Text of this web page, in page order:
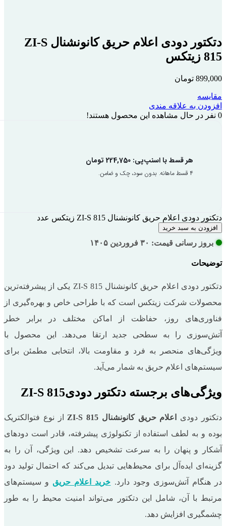
دتکتور دودی اعلام حریق کانونشنال ZI-S
815 زیتکس
899,000 تومان
مقایسه
افزودن به علاقه مندی
0 نفر در حال مشاهده این محصول هستند!
هر قسط با اسنپ‌پی: 224,750 تومان
۴ قسط ماهانه. بدون سود، چک و ضامن.
دتکتور دودی اعلام حریق کانونشنال ZI-S 815 زیتکس عدد
افزودن به سبد خرید
بروز رسانی قیمت: ۳۰ فروردین ۱۴۰۵
توضیحات
دتکتور دودی اعلام حریق کانونشنال ZI-S 815 یکی از پیشرفته‌ترین
محصولات شرکت زیتکس است که با طراحی خاص و بهره‌گیری از
فناوری‌های روز، حفاظت از اماکن مختلف در برابر خطر
آتش‌سوزی را به سطحی جدید ارتقا می‌دهد. این محصول با
ویژگی‌های منحصر به فرد و مقاومت بالا، انتخابی مطمئن برای
سیستم‌های اعلام حریق به شمار می‌آید.
ویژگی‌های برجسته دتکتور دودیZI-S 815
دتکتور دودی اعلام حریق کانونشنال ZI-S 815
از نوع فتوالکتریک
بوده و به لطف استفاده از تکنولوژی پیشرفته، قادر است دودهای
آشکار و پنهان را به سرعت تشخیص دهد. این ویژگی، آن را به
گزینه‌ای ایده‌آل برای محیط‌هایی تبدیل می‌کند که احتمال تولید دود
در هنگام آتش‌سوزی وجود دارد. خرید اعلام حریق و سیستم‌های
مرتبط با آن، شامل این دتکتور می‌تواند امنیت محیط را به طور
چشمگیری افزایش دهد.